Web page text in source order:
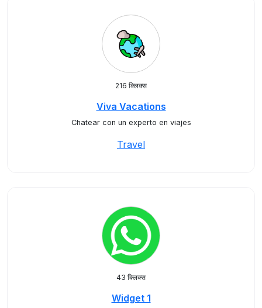
216 क्लिक्स
Viva Vacations
Chatear con un experto en viajes
Travel
43 क्लिक्स
Widget 1